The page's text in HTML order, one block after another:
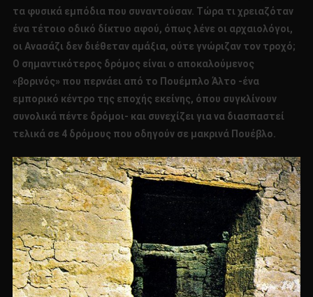
τα φυσικά εμπόδια που συναντούσαν. Τώρα τι χρειαζόταν
ένα τέτοιο οδικό δίκτυο αφού, όπως λένε οι αρχαιολόγοι,
οι Ανασάζι δεν διέθεταν αμάξια, ούτε γνώριζαν τον τροχό;
Ο σημαντικότερος δρόμος είναι ο αποκαλούμενος
«βορινός» που περνάει από το Πουέμπλο Άλτο -ένα
εμπορικό κέντρο της εποχής εκείνης, όπου συγκλίνουν
συνολικά πέντε δρόμοι- και συνεχίζει για να διασπαστεί
τελικά σε 4 δρόμους που οδηγούν σε μακρινά Πουέβλο.